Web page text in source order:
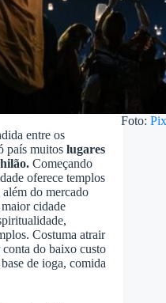
Foto:
entre os
país muitos lugares
Começando
oferece templos
do mercado
cidade
Costuma atrair
do baixo custo
de ioga, comida